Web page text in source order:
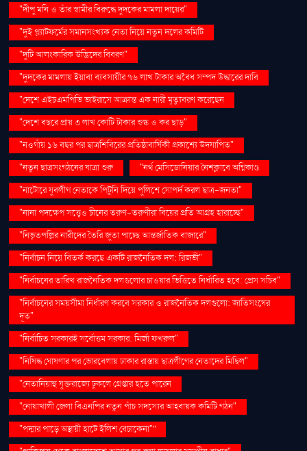
"দীপু মনি ও তাঁর স্বামীর বিরুদ্ধে দুদকের মামলা দায়ের"
"দুই প্ল্যাটফর্মের সমানসংখ্যক নেতা নিয়ে নতুন দলের কমিটি
"দুটি আলংকারিক উদ্ভিদের বিবরণ"
"দুদকের মামলায় ইয়াবা ব্যবসায়ীর ৭৬ লাখ টাকার অবৈধ সম্পদ উদ্ধারের দাবি
"দেশে এইচএমপিভি ভাইরাসে আক্রান্ত এক নারী মৃত্যুবরণ করেছেন
"দেশে বছরে প্রায় ৩ লাখ কোটি টাকার শুল্ক ও কর ছাড়"
"নওগাঁয় ১৬ বছর পর ছাত্রশিবিরের প্রতিষ্ঠাবার্ষিকী প্রকাশ্যে উদযাপিত"
"নতুন ছাত্রসংগঠনের যাত্রা শুরু
"নর্থ মেসিডোনিয়ার নৈশক্লাবে অগ্নিকাণ্ড
"নাটোরে যুবলীগ নেতাকে পিটুনি দিয়ে পুলিশে সোপর্দ করল ছাত্র-জনতা"
"নানা পদক্ষেপ সত্ত্বেও চীনের তরুণ-তরুণীরা বিয়ের প্রতি আগ্রহ হারাচ্ছে"
"নিভৃতপল্লির নারীদের তৈরি জুতা পাচ্ছে আন্তর্জাতিক বাজারে"
"নির্বাচন নিয়ে বিতর্ক করছে একটি রাজনৈতিক দল: রিজভী"
"নির্বাচনের তারিখ রাজনৈতিক দলগুলোর চাওয়ার ভিত্তিতে নির্ধারিত হবে: প্রেস সচিব"
"নির্বাচনের সময়সীমা নির্ধারণ করবে সরকার ও রাজনৈতিক দলগুলো: জাতিসংঘের
দূত"
"নির্বাচিত সরকারই সর্বোত্তম সরকার: মির্জা ফখরুল"
"নিষিদ্ধ ঘোষণার পর ভোরবেলায় ঢাকার রাস্তায় ছাত্রলীগের নেতাদের মিছিল"
"নেতানিয়াহু যুক্তরাজ্যে ঢুকলে গ্রেপ্তার হতে পারেন
"নোয়াখালী জেলা বিএনপির নতুন পাঁচ সদস্যের আহ্বায়ক কমিটি গঠন"
"পদ্মার পাড়ে অস্থায়ী হাটে ইলিশ বেচাকেনা"''